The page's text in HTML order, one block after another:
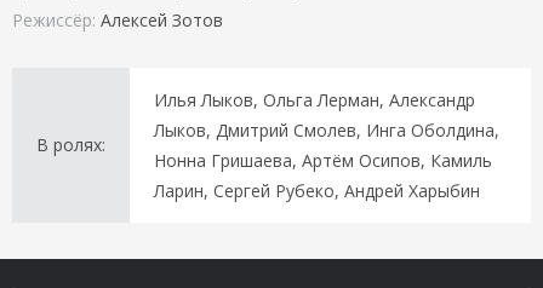
Режиссёр: Алексей Зотов
В ролях:
Илья Лыков, Ольга Лерман, Александр
Лыков, Дмитрий Смолев, Инга Оболдина,
Нонна Гришаева, Артём Осипов, Камиль
Ларин, Сергей Рубеко, Андрей Харыбин